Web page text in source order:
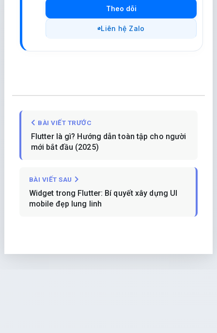
Theo dõi
Liên hệ Zalo
BÀI VIẾT TRƯỚC
Flutter là gì? Hướng dẫn toàn tập cho người
mới bắt đầu (2025)
BÀI VIẾT SAU
Widget trong Flutter: Bí quyết xây dựng UI
mobile đẹp lung linh